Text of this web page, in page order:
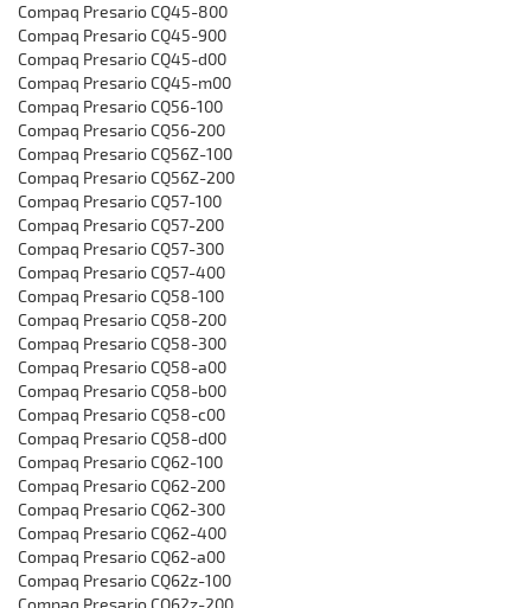
Compaq Presario CQ45-800
Compaq Presario CQ45-900
Compaq Presario CQ45-d00
Compaq Presario CQ45-m00
Compaq Presario CQ56-100
Compaq Presario CQ56-200
Compaq Presario CQ56Z-100
Compaq Presario CQ56Z-200
Compaq Presario CQ57-100
Compaq Presario CQ57-200
Compaq Presario CQ57-300
Compaq Presario CQ57-400
Compaq Presario CQ58-100
Compaq Presario CQ58-200
Compaq Presario CQ58-300
Compaq Presario CQ58-a00
Compaq Presario CQ58-b00
Compaq Presario CQ58-c00
Compaq Presario CQ58-d00
Compaq Presario CQ62-100
Compaq Presario CQ62-200
Compaq Presario CQ62-300
Compaq Presario CQ62-400
Compaq Presario CQ62-a00
Compaq Presario CQ62z-100
Compaq Presario CQ62z-200